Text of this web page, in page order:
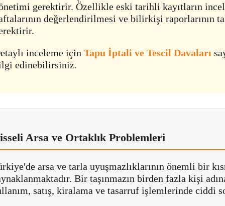
gerektirir. Özellikle eski tarihli kayıtların
değerlendirilmesi ve bilirkişi raporlarının
inceleme için Tapu İptali ve Tescil Davaları
edinebilirsiniz.
Arsa ve Ortaklık Problemleri
arsa ve tarla uyuşmazlıklarının önemli bir
Bir taşınmazın birden fazla kişi
satış, kiralama ve tasarruf işlemlerinde ciddi